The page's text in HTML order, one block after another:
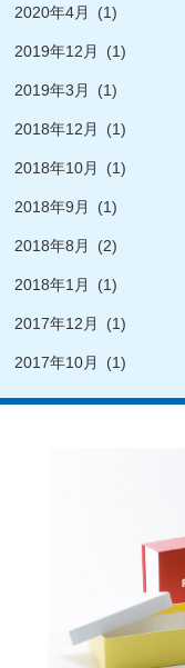
2020年4月 (1)
2019年12月 (1)
2019年3月 (1)
2018年12月 (1)
2018年10月 (1)
2018年9月 (1)
2018年8月 (2)
2018年1月 (1)
2017年12月 (1)
2017年10月 (1)